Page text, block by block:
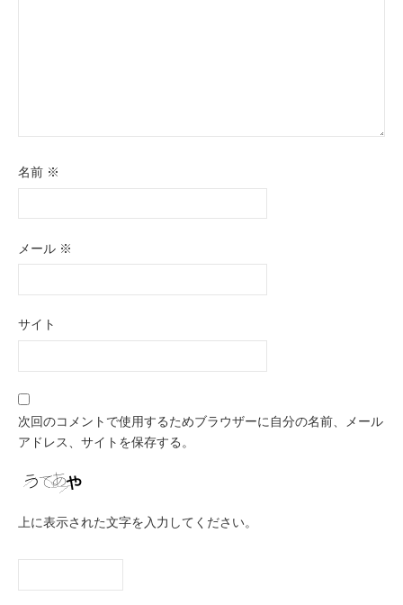
名前 ※
メール ※
サイト
次回のコメントで使用するためブラウザーに自分の名前、メール
アドレス、サイトを保存する。
上に表示された文字を入力してください。